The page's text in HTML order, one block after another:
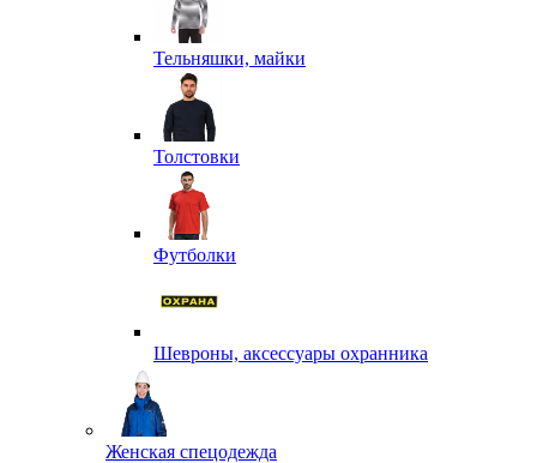
Тельняшки, майки
Толстовки
Футболки
Шевроны, аксессуары охранника
Женская спецодежда